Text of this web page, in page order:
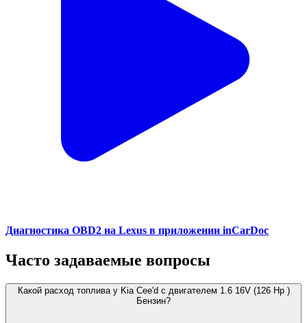
Диагностика OBD2 на Lexus в приложении inCarDoc
Часто задаваемые вопросы
Какой расход топлива у Kia Cee'd с двигателем 1.6 16V (126 Hp )
Бензин?